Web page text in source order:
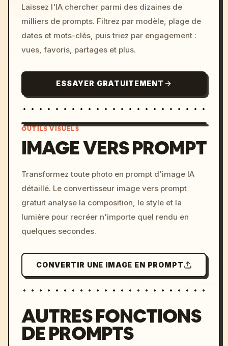
Laissez l'IA chercher parmi des dizaines de
milliers de prompts. Filtrez par modèle, plage de
dates et mots-clés, puis triez par engagement :
vues, favoris, partages et plus.
ESSAYER GRATUITEMENT
c, cyberpunk sunset, neon
colors, 8k --v 6.0
OUTILS VISUELS
IMAGE VERS PROMPT
Transformez toute photo en prompt d'image IA
détaillé. Le convertisseur image vers prompt
gratuit analyse la composition, le style et la
lumière pour recréer n'importe quel rendu en
quelques secondes.
CONVERTIR UNE IMAGE EN PROMPT
AUTRES FONCTIONS
DE PROMPTS